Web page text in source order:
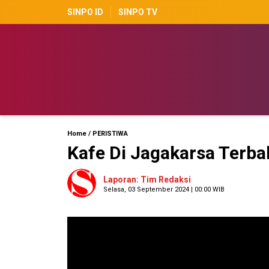
SINPO ID SINPO TV
Home / PERISTIWA
Kafe Di Jagakarsa
Laporan: Tim Redaksi
Selasa, 03 September 2024 | 00:00 WIB